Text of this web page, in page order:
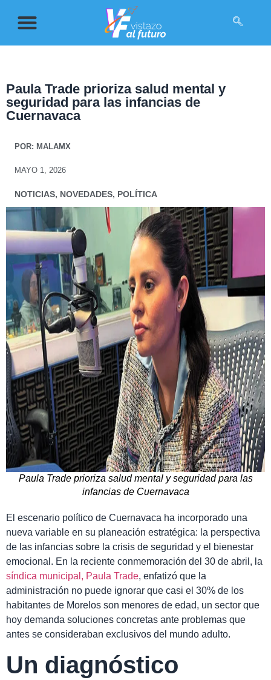
Paula Trade prioriza salud mental y
seguridad para las infancias de
Cuernavaca
POR: MALAMX
MAYO 1, 2026
NOTICIAS, NOVEDADES, POLÍTICA
Paula Trade prioriza salud mental y seguridad para las
infancias de Cuernavaca
El escenario político de Cuernavaca ha incorporado una
nueva variable en su planeación estratégica: la perspectiva
de las infancias sobre la crisis de seguridad y el bienestar
emocional. En la reciente conmemoración del 30 de abril, la
síndica municipal, Paula Trade, enfatizó que la
administración no puede ignorar que casi el 30% de los
habitantes de Morelos son menores de edad, un sector que
hoy demanda soluciones concretas ante problemas que
antes se consideraban exclusivos del mundo adulto.
Un diagnóstico